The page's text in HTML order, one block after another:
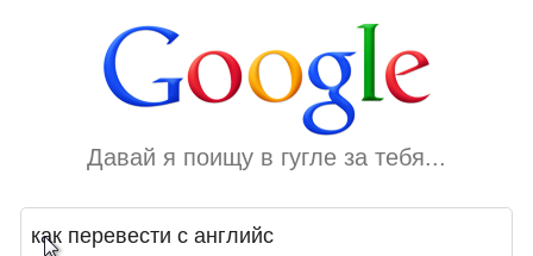
Давай я поищу в гугле за тебя...